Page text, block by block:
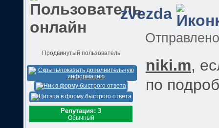
zvezda
Продвинутый пользователь
Репутация: 3
Обычный
niki.m,
по